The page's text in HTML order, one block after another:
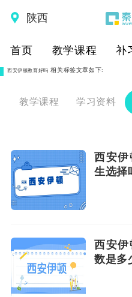
陕西
首页 教学课程 补
西安伊顿教育好吗 相关标签文章如下:
教学课程 学习资料
西安
生选择
西安
数是多